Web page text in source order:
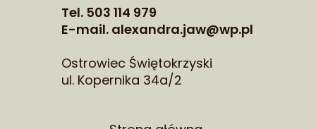
Tel. 503 114 979
E-mail. alexandra.jaw@wp.pl
Ostrowiec Świętokrzyski
ul. Kopernika 34a/2